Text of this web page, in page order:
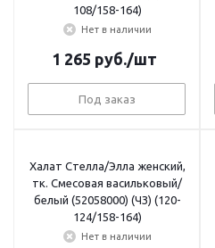
108/158-164)
Нет в наличии
1 265 руб./шт
Под заказ
Халат Стелла/Элла женский,
тк. Смесовая васильковый/
белый (52058000) (ЧЗ) (120-
124/158-164)
Нет в наличии